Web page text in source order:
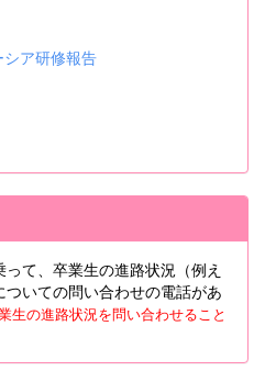
ア研修報告
て、卒業生の進路状況（例え
いての問い合わせの電話があ
生の進路状況を問い合わせること